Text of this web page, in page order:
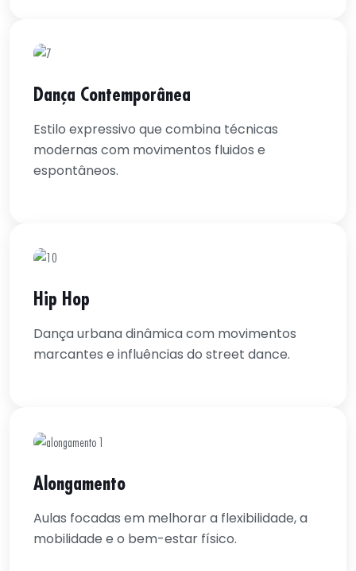
Dança Contemporânea
Estilo expressivo que combina técnicas
modernas com movimentos fluidos e
espontâneos.
Hip Hop
Dança urbana dinâmica com movimentos
marcantes e influências do street dance.
Alongamento
Aulas focadas em melhorar a flexibilidade, a
mobilidade e o bem-estar físico.